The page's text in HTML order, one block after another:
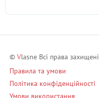
© Vlasne Всі права захищені
Правила та умови
Політика конфіденційності
Умови використання